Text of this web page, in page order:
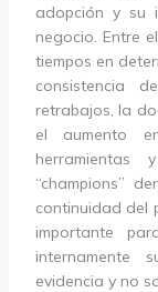
adopción y su
negocio. Entre
tiempos en
consistencia
retrabajos, la
el aumento
“champions”
continuidad del
importante
internamente
evidencia y no